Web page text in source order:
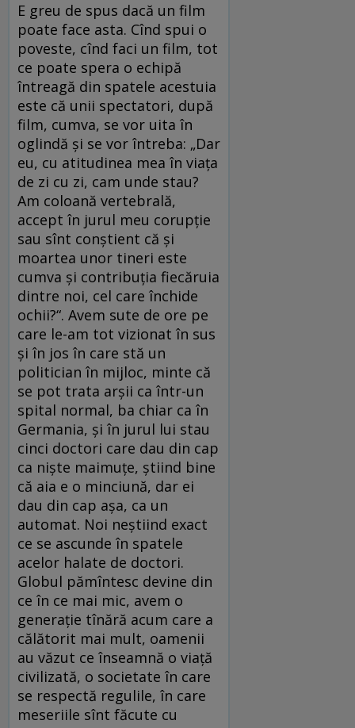
E greu de spus dacă un film
poate face asta. Cînd spui o
poveste, cînd faci un film, tot
ce poate spera o echipă
întreagă din spatele acestuia
este că unii spectatori, după
film, cumva, se vor uita în
oglindă și se vor întreba: „Dar
eu, cu atitudinea mea în viața
de zi cu zi, cam unde stau?
Am coloană vertebrală,
accept în jurul meu corupție
sau sînt conștient că și
moartea unor tineri este
cumva și contribuția fiecăruia
dintre noi, cel care închide
ochii?“. Avem sute de ore pe
care le-am tot vizionat în sus
și în jos în care stă un
politician în mijloc, minte că
se pot trata arșii ca într-un
spital normal, ba chiar ca în
Germania, și în jurul lui stau
cinci doctori care dau din cap
ca niște maimuțe, știind bine
că aia e o minciună, dar ei
dau din cap așa, ca un
automat. Noi neștiind exact
ce se ascunde în spatele
acelor halate de doctori.
Globul pămîntesc devine din
ce în ce mai mic, avem o
generație tînără acum care a
călătorit mai mult, oamenii
au văzut ce înseamnă o viață
civilizată, o societate în care
se respectă regulile, în care
meseriile sînt făcute cu